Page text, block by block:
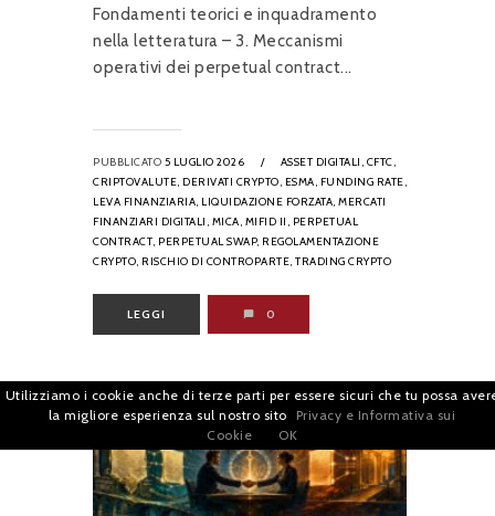
Fondamenti teorici e inquadramento
nella letteratura – 3. Meccanismi
operativi dei perpetual contract...
PUBBLICATO 5 LUGLIO 2026 / ASSET DIGITALI, CFTC,
CRIPTOVALUTE, DERIVATI CRYPTO, ESMA, FUNDING RATE,
LEVA FINANZIARIA, LIQUIDAZIONE FORZATA, MERCATI
FINANZIARI DIGITALI, MICA, MIFID II, PERPETUAL
CONTRACT, PERPETUAL SWAP, REGOLAMENTAZIONE
CRYPTO, RISCHIO DI CONTROPARTE, TRADING CRYPTO
LEGGI 0
Utilizziamo i cookie anche di terze parti per essere sicuri che tu possa
la migliore esperienza sul nostro sito
Privacy e Informativa sui
Cookie
OK